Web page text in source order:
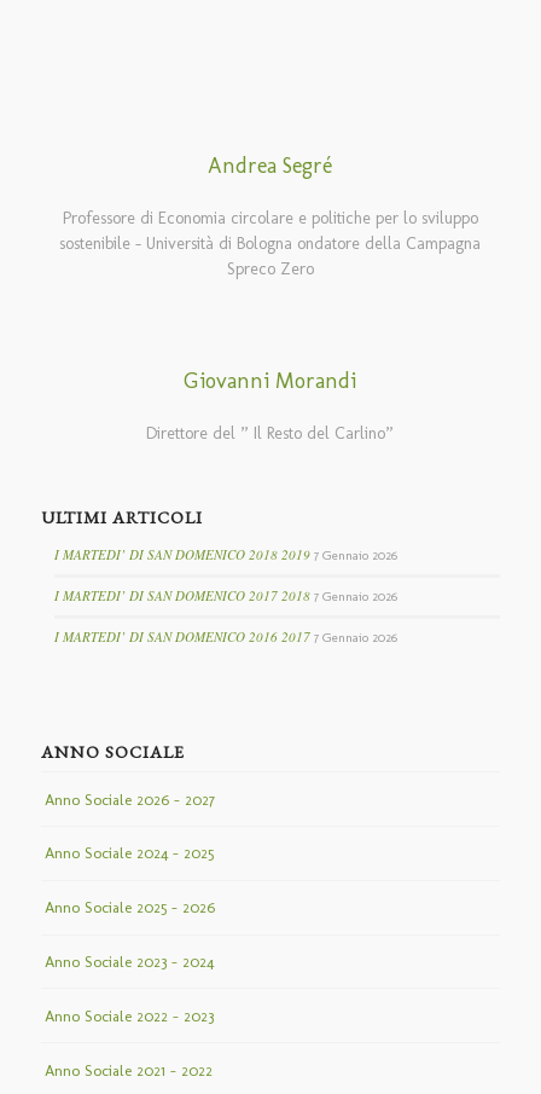
Andrea Segré
Professore di Economia circolare e politiche per lo sviluppo
sostenibile – Università di Bologna ondatore della Campagna
Spreco Zero
Giovanni Morandi
Direttore del ” Il Resto del Carlino”
ULTIMI ARTICOLI
I MARTEDI’ DI SAN DOMENICO 2018 2019 7 Gennaio 2026
I MARTEDI’ DI SAN DOMENICO 2017 2018 7 Gennaio 2026
I MARTEDI’ DI SAN DOMENICO 2016 2017 7 Gennaio 2026
ANNO SOCIALE
Anno Sociale 2026 – 2027
Anno Sociale 2024 – 2025
Anno Sociale 2025 – 2026
Anno Sociale 2023 – 2024
Anno Sociale 2022 – 2023
Anno Sociale 2021 – 2022